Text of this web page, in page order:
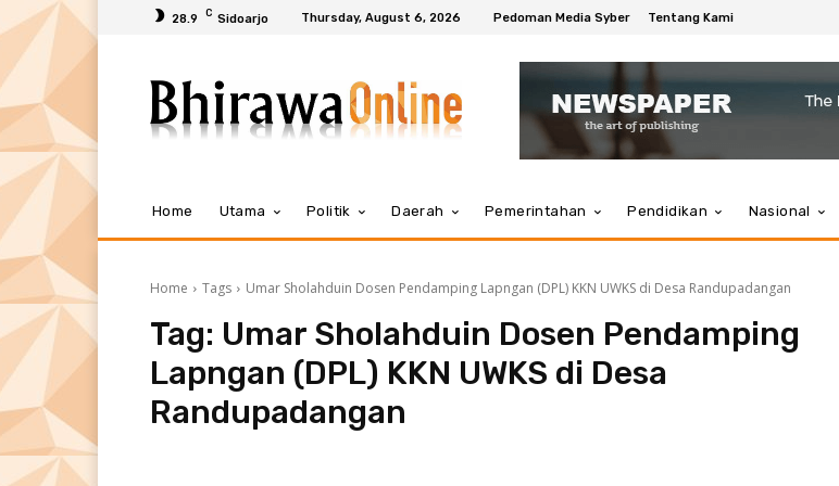
28.9 C Sidoarjo Thursday, August 6, 2026 Pedoman Media Syber Tentang Kami
Home Utama Politik Daerah Pemerintahan Pendidikan Nasional
Home Tags Umar Sholahduin Dosen Pendamping Lapngan (DPL) KKN UWKS di Desa Randupadangan
Tag: Umar Sholahduin Dosen Pendamping
Lapngan (DPL) KKN UWKS di Desa
Randupadangan